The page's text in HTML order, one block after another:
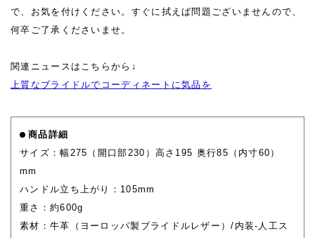
で、お気を付けください。すぐに拭えば問題ございませんので、
何卒ご了承くださいませ。
関連ニュースはこちらから↓
上質なブライドルでコーディネートに気品を
商品詳細
サイズ：幅275（開口部230）高さ195 奥行85（内寸60）
mm
ハンドル立ち上がり：105mm
重さ：約600g
素材：牛革（ヨーロッパ製ブライドルレザー）/内装-人工ス